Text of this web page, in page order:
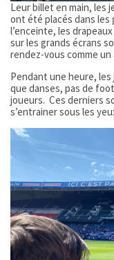
Leur billet en main, les
ont été placés dans les
l’enceinte, les
sur les grands écrans
rendez-vous comme un
Pendant une heure,
que danses, pas de
joueurs. Ces derniers
s’entrainer sous les